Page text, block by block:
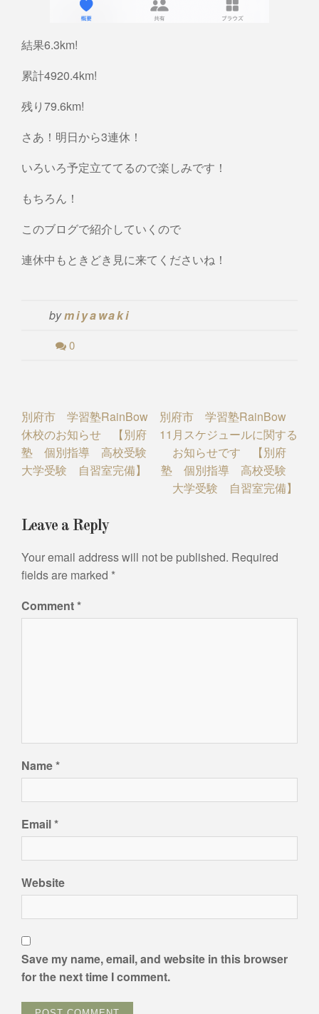
結果6.3km!
累計4920.4km!
残り79.6km!
さあ！明日から3連休！
いろいろ予定立ててるので楽しみです！
もちろん！
このブログで紹介していくので
連休中もときどき見に来てくださいね！
bymiyawaki
0
Post
navigation
別府市 学習塾RainBow
休校のお知らせ 【別府
塾 個別指導 高校受験
大学受験 自習室完備】
別府市 学習塾RainBow
11月スケジュールに関する
お知らせです 【別府
塾 個別指導 高校受験
大学受験 自習室完備】
Leave a Reply
Your email address will not be published. Required
fields are marked *
Comment*
Name*
Email*
Website
Save my name, email, and website in this browser
for the next time I comment.